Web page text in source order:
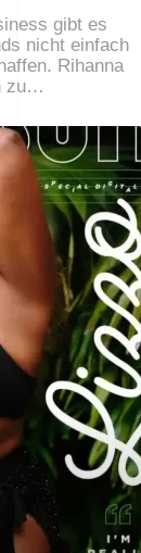
gibt es
nicht einfach
Rihanna
zu…